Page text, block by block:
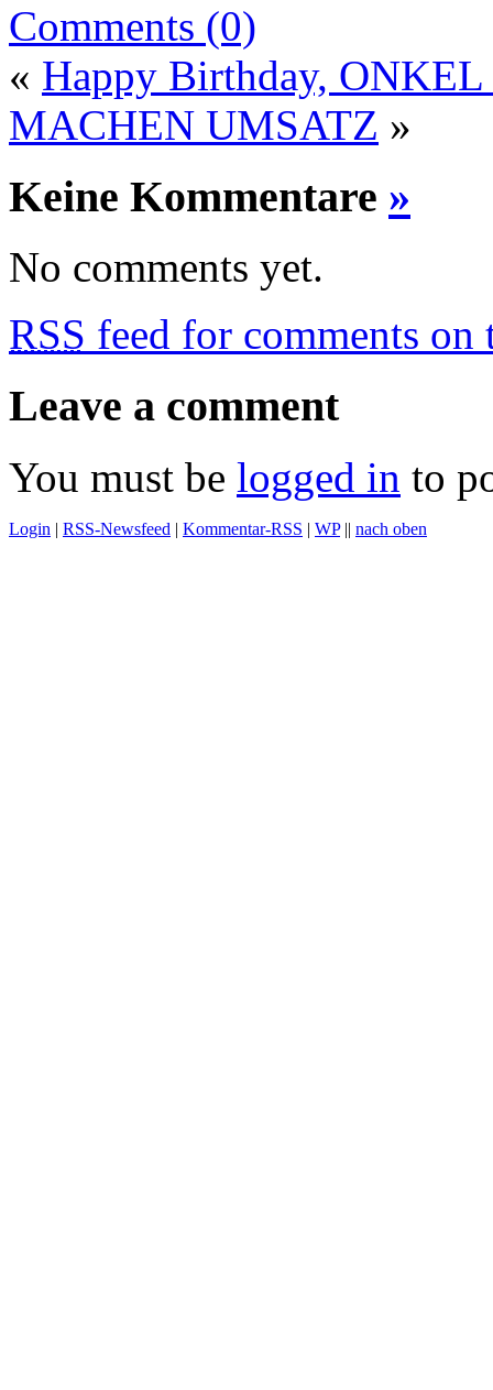
Comments (0)
« Happy Birthday,
MACHEN UMSATZ »
Keine Kommentare »
No comments yet.
RSS feed for comments on
Leave a comment
You must be logged in to
Login | RSS-Newsfeed | Kommentar-RSS | WP|| nach oben